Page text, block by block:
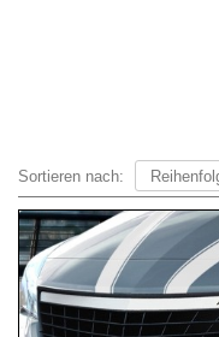
Sortieren nach: